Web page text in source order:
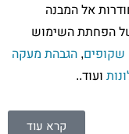
אל המבנה
הפחתת השימוש
שקופים, הגבהת מעקה
ועוד..
קרא עוד